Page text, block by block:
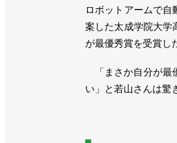
ロボットアームで自
案した太成学院大学
が最優秀賞を受賞し
「まさか自分が最
い」と若山さんは驚